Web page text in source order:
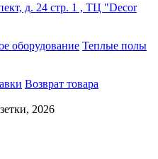
д. 24 стр. 1 , ТЦ "Decor
оборудование Теплые полы
Возврат товара
2026